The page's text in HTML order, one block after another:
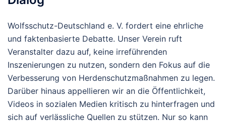
Wolfsschutz-Deutschland e. V. fordert eine ehrliche
und faktenbasierte Debatte. Unser Verein ruft
Veranstalter dazu auf, keine irreführenden
Inszenierungen zu nutzen, sondern den Fokus auf die
Verbesserung von Herdenschutzmaßnahmen zu legen.
Darüber hinaus appellieren wir an die Öffentlichkeit,
Videos in sozialen Medien kritisch zu hinterfragen und
sich auf verlässliche Quellen zu stützen. Nur so kann